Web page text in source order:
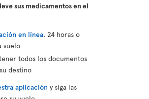
sus medicamentos en el
en línea, 24 horas o
vuelo
todos los documentos
destino
aplicación y siga las